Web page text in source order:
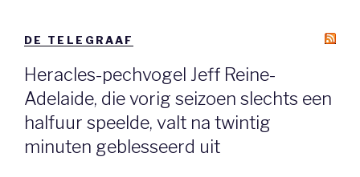
DE TELEGRAAF
Heracles-pechvogel Jeff Reine-
Adelaide, die vorig seizoen slechts een
halfuur speelde, valt na twintig
minuten geblesseerd uit